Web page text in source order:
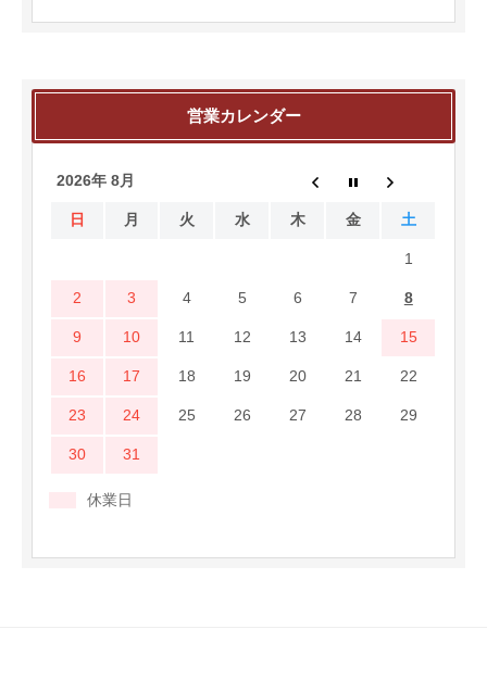
営業カレンダー
2026年 8月
日 月 火 水 木 金 土
1
2 3 4 5 6 7 8
9 10 11 12 13 14 15
16 17 18 19 20 21 22
23 24 25 26 27 28 29
30 31
休業日